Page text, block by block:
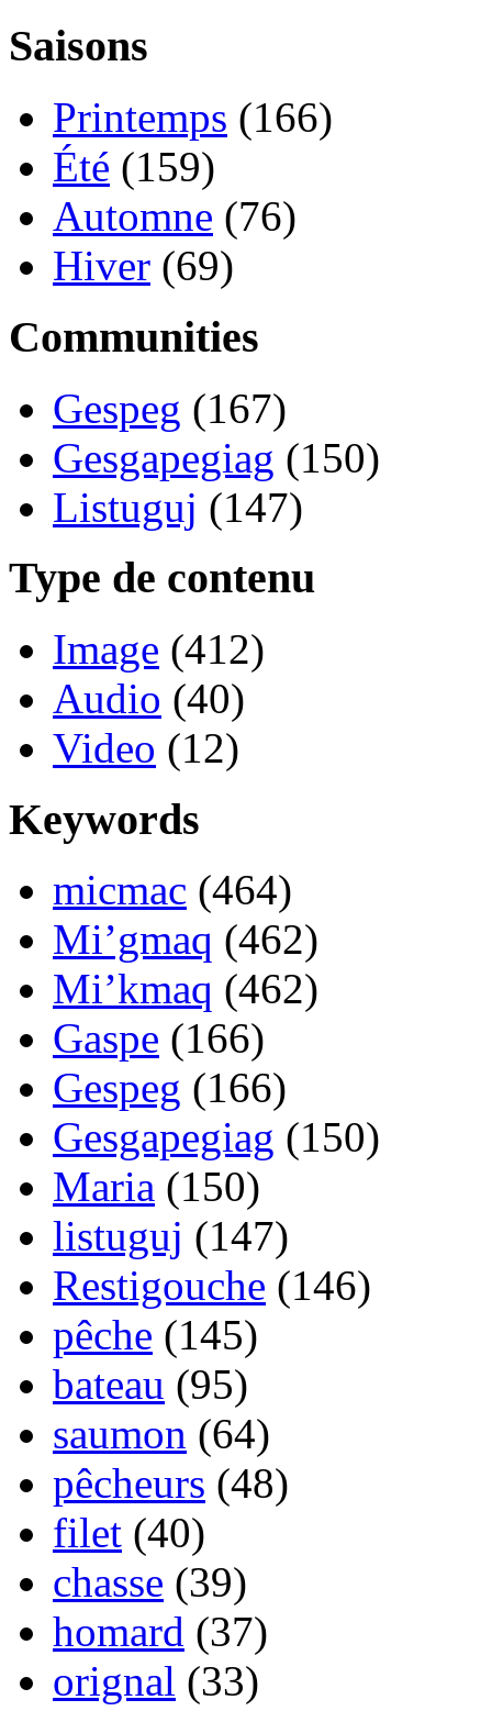
Saisons
Printemps (166)
Été (159)
Automne (76)
Hiver (69)
Communities
Gespeg (167)
Gesgapegiag (150)
Listuguj (147)
Type de contenu
Image (412)
Audio (40)
Video (12)
Keywords
micmac (464)
Mi’gmaq (462)
Mi’kmaq (462)
Gaspe (166)
Gespeg (166)
Gesgapegiag (150)
Maria (150)
listuguj (147)
Restigouche (146)
pêche (145)
bateau (95)
saumon (64)
pêcheurs (48)
filet (40)
chasse (39)
homard (37)
orignal (33)